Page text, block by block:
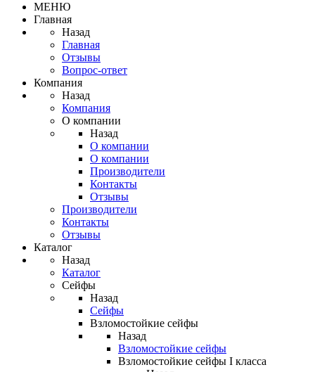
МЕНЮ
Главная
Назад
Главная
Отзывы
Вопрос-ответ
Компания
Назад
Компания
О компании
Назад
О компании
О компании
Производители
Контакты
Отзывы
Производители
Контакты
Отзывы
Каталог
Назад
Каталог
Сейфы
Назад
Сейфы
Взломостойкие сейфы
Назад
Взломостойкие сейфы
Взломостойкие сейфы I класса